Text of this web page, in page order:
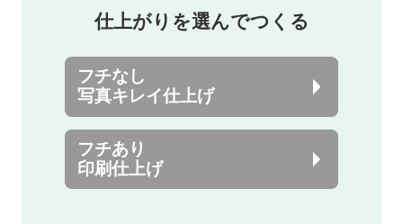
仕上がりを選んでつくる
フチなし
写真キレイ仕上げ
フチあり
印刷仕上げ